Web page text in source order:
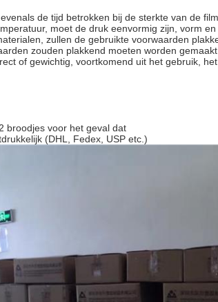
de tijd betrokken bij de sterkte van de
moet de druk eenvormig zijn, vorm en
zullen de gebruikte voorwaarden
zouden plakkend moeten worden
of gewichtig, voortkomend uit het gebruik,
broodjes voor het geval dat
(DHL, Fedex, USP etc.)